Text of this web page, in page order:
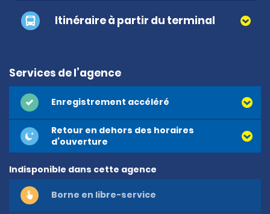
Itinéraire à partir du terminal
Services de l’agence
Enregistrement accéléré
Retour en dehors des horaires
d’ouverture
Indisponible dans cette agence
Borne en libre-service